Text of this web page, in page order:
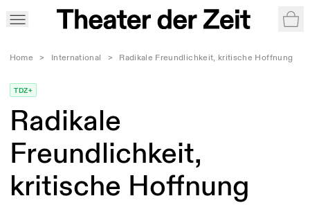
Home > International > Radikale Freundlichkeit, kritische Hoffnung
TDZ+
Radikale
Freundlichkeit,
kritische Hoffnung